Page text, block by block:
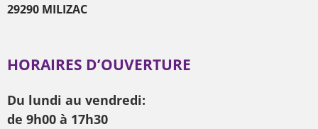
29290 MILIZAC
HORAIRES D’OUVERTURE
Du lundi au vendredi:
de 9h00 à 17h30